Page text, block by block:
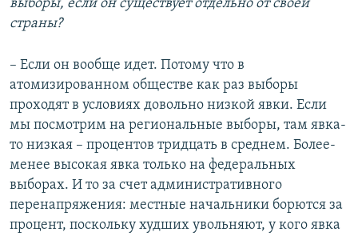
выборы, если он существует отдельно от своей
страны?
– Если он вообще идет. Потому что в
атомизированном обществе как раз выборы
проходят в условиях довольно низкой явки. Если
мы посмотрим на региональные выборы, там явка-
то низкая – процентов тридцать в среднем. Более-
менее высокая явка только на федеральных
выборах. И то за счет административного
перенапряжения: местные начальники борются за
процент, поскольку худших увольняют, у кого явка